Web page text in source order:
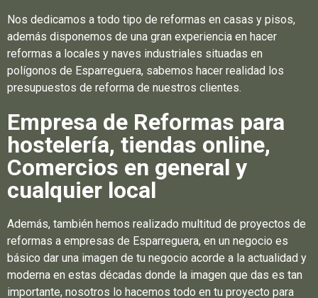
Nos dedicamos a todo tipo de reformas en casas y pisos,
además disponemos de una gran experiencia en hacer
reformas a locales y naves industriales situadas en
polígonos de Esparreguera, sabemos hacer realidad los
presupuestos de reforma de nuestros clientes.
Empresa de Reformas para
hostelería, tiendas online,
Comercios en general y
cualquier local
Además, también hemos realizado multitud de proyectos de
reformas a empresas de Esparreguera, en un negocio es
básico dar una imagen de tu negocio acorde a la actualidad y
moderna en estas décadas donde la imagen que das es tan
importante, nosotros lo hacemos todo en tu proyecto para